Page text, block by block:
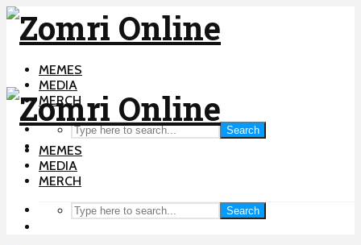
MEMES
MEDIA
MERCH
Search
MEMES
MEDIA
MERCH
Search